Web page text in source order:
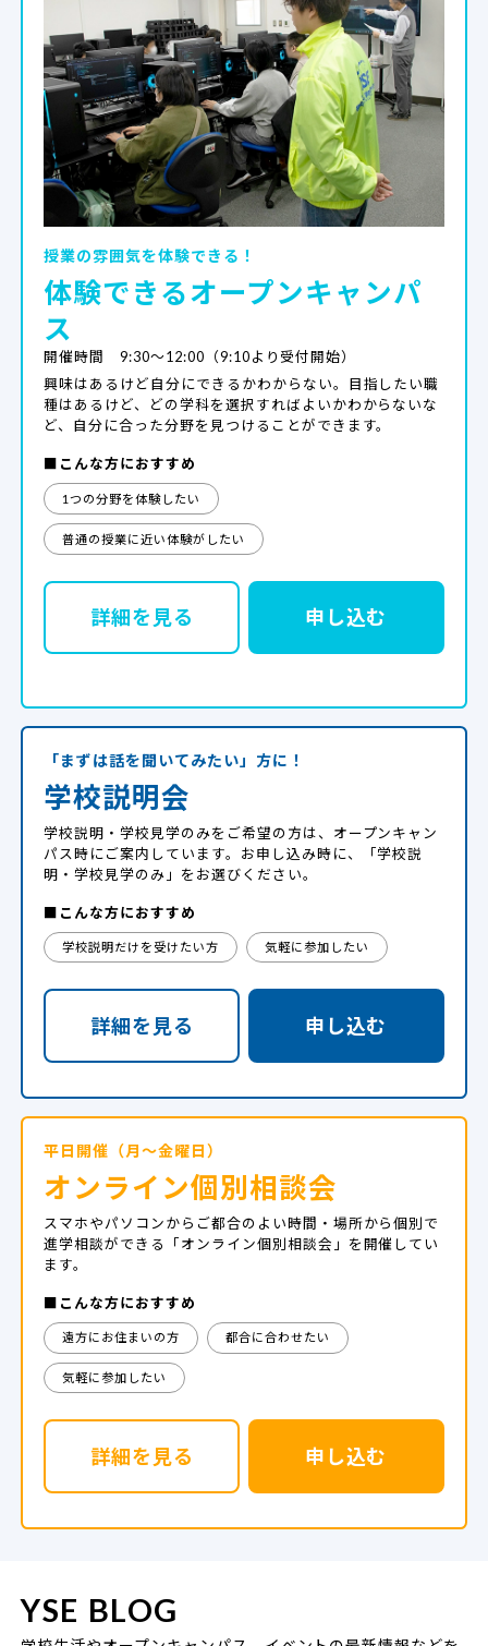
授業の雰囲気を体験できる！
体験できるオープンキャンパ
ス
開催時間 9:30～12:00（9:10より受付開始）
興味はあるけど自分にできるかわからない。目指したい職
種はあるけど、どの学科を選択すればよいかわからないな
ど、自分に合った分野を見つけることができます。
■こんな方におすすめ
1つの分野を体験したい
普通の授業に近い体験がしたい
詳細を見る 申し込む
「まずは話を聞いてみたい」方に！
学校説明会
学校説明・学校見学のみをご希望の方は、オープンキャン
パス時にご案内しています。お申し込み時に、「学校説
明・学校見学のみ」をお選びください。
■こんな方におすすめ
学校説明だけを受けたい方 気軽に参加したい
詳細を見る 申し込む
平日開催（月～金曜日）
オンライン個別相談会
スマホやパソコンからご都合のよい時間・場所から個別で
進学相談ができる「オンライン個別相談会」を開催してい
ます。
■こんな方におすすめ
遠方にお住まいの方 都合に合わせたい
気軽に参加したい
詳細を見る 申し込む
YSE BLOG